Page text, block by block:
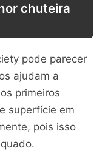
chuteira
pode parecer
ajudam a
primeiros
superfície em
pois isso